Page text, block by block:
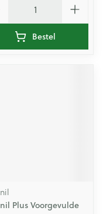
Bestel
Plus Voorgevulde